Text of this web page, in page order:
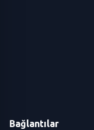
Bağlantılar